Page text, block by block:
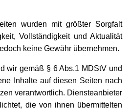
wurden mit größter Sorgfalt
Vollständigkeit und Aktualität
keine Gewähr übernehmen.
wir gemäß § 6 Abs.1 MDStV und
Inhalte auf diesen Seiten nach
verantwortlich. Diensteanbieter
die von ihnen übermittelten